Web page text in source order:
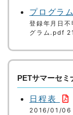
プログラム
登録年月日
グラム.pdf
PETサマーセミ
日程表
2016/01/06